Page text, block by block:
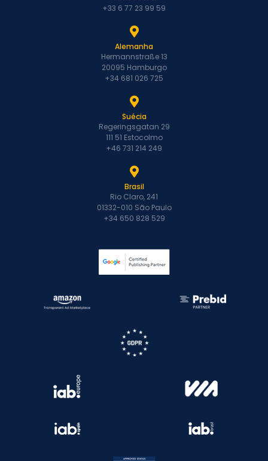
+33 6 77 23 99 59
Alemanha
Hermannstraße 13
20095 Hamburgo
+34 681 026 725
Suécia
Regeringsgatan 29
111 51 Estocolmo
+46 731 214 249
Brasil
Rio Claro, 241
01332-010 São Paulo
+34 650 828 529